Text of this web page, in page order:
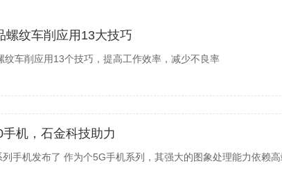
螺纹车削应用13大技巧
纹车削应用13个技巧，提高工作效率，减少不良率
机，石金科技助力
手机发布了 作为个5G手机系列，其强大的图象处理能力依赖